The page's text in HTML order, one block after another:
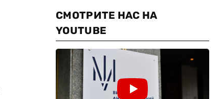
СМОТРИТЕ НАС НА
YOUTUBE